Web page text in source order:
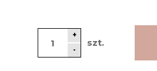
+
-
szt.